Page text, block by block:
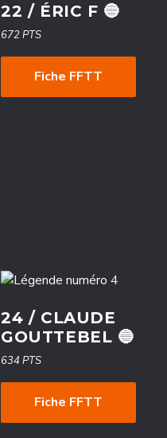
22 / ÉRIC F 🔵
672 PTS
Fiche FFTT
24 / CLAUDE
GOUTTEBEL 🔵
634 PTS
Fiche FFTT